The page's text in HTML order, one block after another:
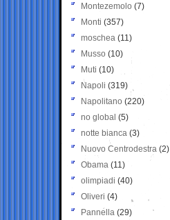
Montezemolo (7)
Monti (357)
moschea (11)
Musso (10)
Muti (10)
Napoli (319)
Napolitano (220)
no global (5)
notte bianca (3)
Nuovo Centrodestra (2)
Obama (11)
olimpiadi (40)
Oliveri (4)
Pannella (29)